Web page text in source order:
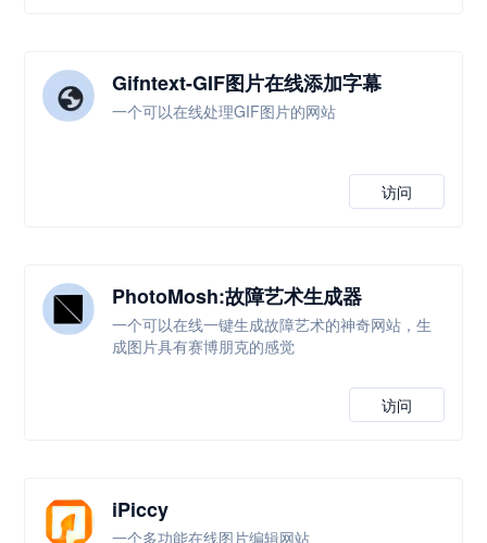
Gifntext-GIF图片在线添加字幕
一个可以在线处理GIF图片的网站
访问
PhotoMosh:故障艺术生成器
一个可以在线一键生成故障艺术的神奇网站，生
成图片具有赛博朋克的感觉
访问
iPiccy
一个多功能在线图片编辑网站